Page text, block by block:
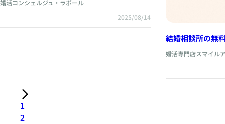
婚活コンシェルジュ・ラポール
2025/08/14
結婚相談所の無
紹介
婚活専門店スマイル
1
2